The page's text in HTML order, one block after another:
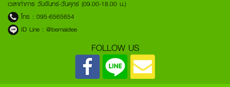
เวลาทำการ วันจันทร์-วันศุกร์ (09.00-18.00 น.)
โทร : 095-6565654
ID Line : @bernaidee
FOLLOW US